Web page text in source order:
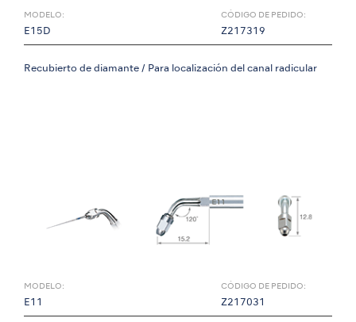
MODELO:
E15D
CÓDIGO DE PEDIDO:
Z217319
Recubierto de diamante / Para localización del canal radicular
MODELO:
E11
CÓDIGO DE PEDIDO:
Z217031